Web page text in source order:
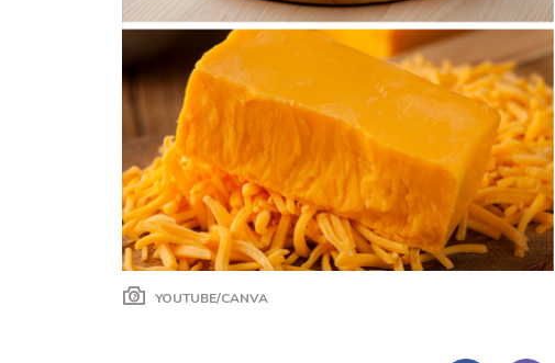
YOUTUBE/CANVA